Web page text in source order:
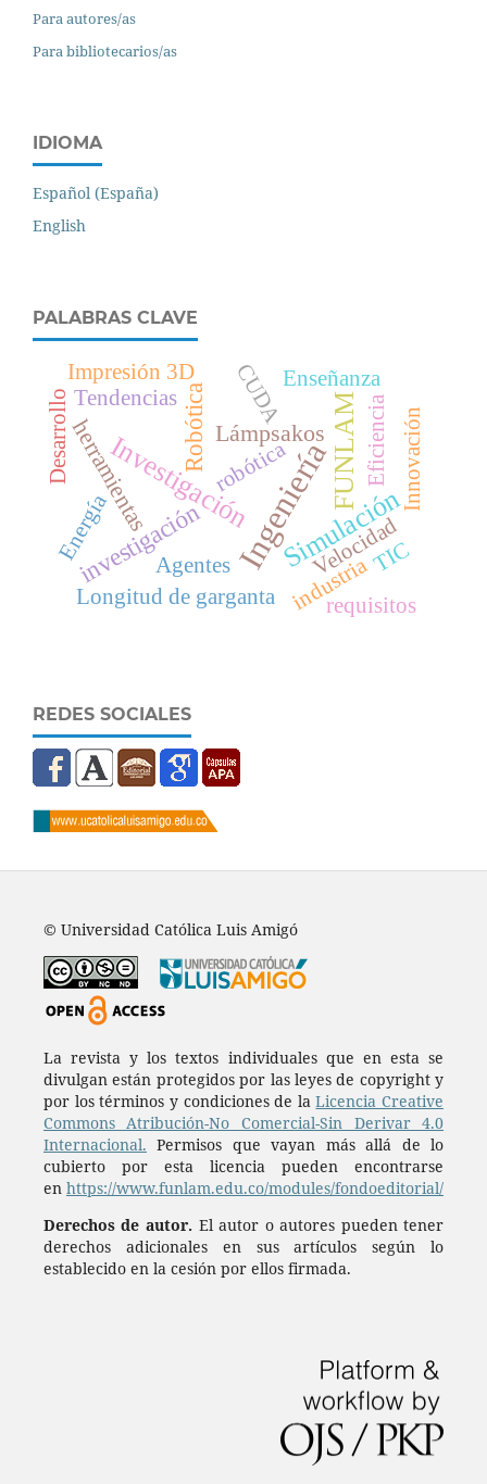
Para autores/as
Para bibliotecarios/as
IDIOMA
Español (España)
English
PALABRAS CLAVE
Ingeniería
Investigación Simulación
FUNLAM
Robótica
investigación
herramientas Lámpsakos
Impresión 3D
Agentes
Desarrollo robótica
Velocidad
CUDA
industria
Longitud de garganta
Enseñanza
Tendencias
Innovación
TIC
Energía
requisitos
Eficiencia
REDES SOCIALES
© Universidad Católica Luis Amigó
La revista y los textos individuales que en esta se
divulgan están protegidos por las leyes de copyright y
por los términos y condiciones de laLicencia Creative
Commons Atribución-No Comercial-Sin Derivar 4.0
Internacional. Permisos que vayan más allá de lo
cubierto por esta licencia pueden encontrarse
en https://www.funlam.edu.co/modules/fondoeditorial/
Derechos de autor. El autor o autores pueden tener
derechos adicionales en sus artículos según lo
establecido en la cesión por ellos firmada.